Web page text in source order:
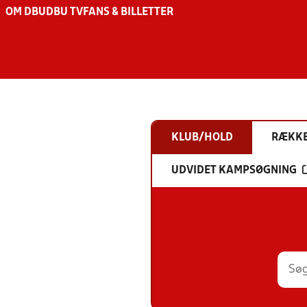
OM DBU DBU TV FANS & BILLETTER
KLUB/HOLD
UDVIDET KAMPSØGNING